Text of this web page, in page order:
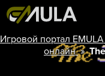
Игровой портал EMULA
онлайн »